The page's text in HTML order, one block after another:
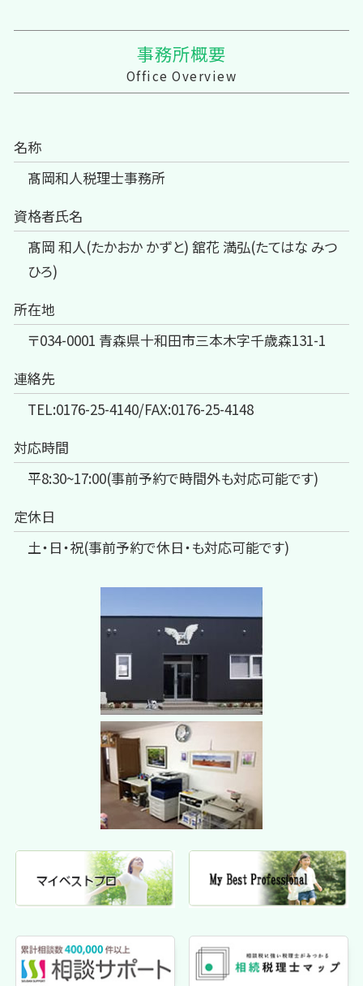
事務所概要
Office Overview
名称
髙岡和人税理士事務所
資格者氏名
髙岡 和人(たかおか かずと) 舘花 満弘(たてはな みつ
ひろ)
所在地
〒034-0001 青森県十和田市三本木字千歳森131-1
連絡先
TEL:0176-25-4140/FAX:0176-25-4148
対応時間
平8:30~17:00(事前予約で時間外も対応可能です)
定休日
土・日・祝(事前予約で休日・も対応可能です)